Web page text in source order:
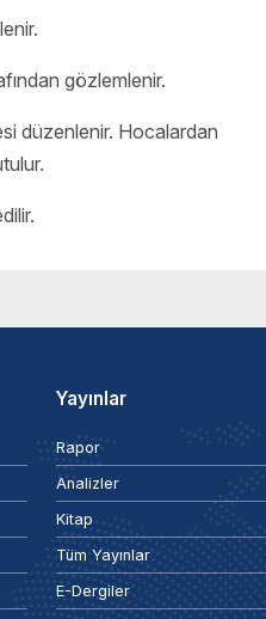
gözlemlenir.
düzenlenir. Hocalardan
Yayınlar
Rapor
Analizler
Kitap
Tüm Yayınlar
E-Dergiler